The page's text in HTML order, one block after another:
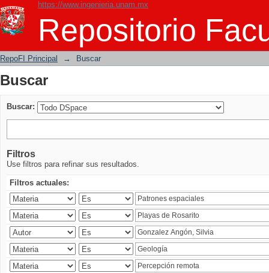
https://www.ingenieria.unam.mx
Repositorio
Buscar
RepoFI Principal → Buscar
Buscar
Buscar:
Filtros
Use filtros para refinar sus resultados.
Filtros actuales: